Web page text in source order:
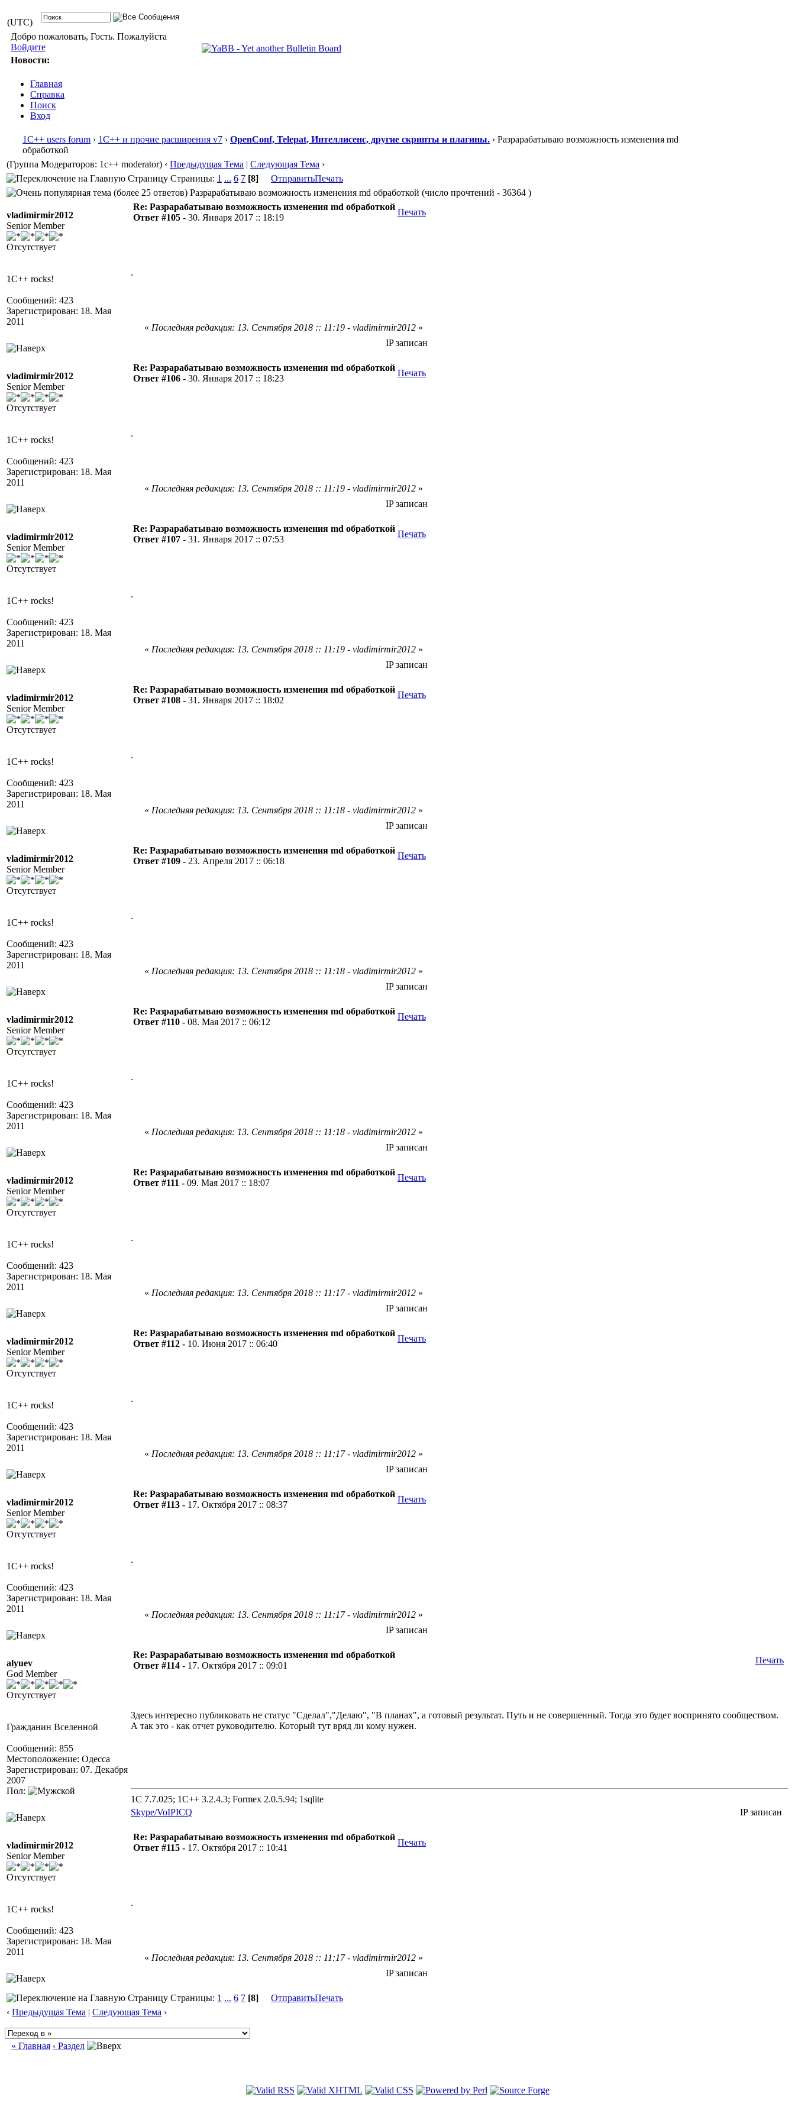
(UTC)
Добро пожаловать, Гость. Пожалуйста
Войдите
Новости:
Главная
Справка
Поиск
Вход
1С++ users forum › 1С++ и прочие расширения v7 › OpenConf, Telepat, Интеллисенс, другие скрипты и плагины. › Разрарабатываю возможность изменения md
обработкой
(Группа Модераторов: 1c++ moderator) ‹ Предыдущая Тема | Следующая Тема ›
Страницы: 1 ... 6 7 [8] ОтправитьПечать
Разрарабатываю возможность изменения md обработкой (число прочтений - 36364 )
vladimirmir2012
Senior Member
Отсутствует
1C++ rocks!
Сообщений: 423
Зарегистрирован: 18. Мая
2011
Re: Разрарабатываю возможность изменения md обработкой
Ответ #105 - 30. Января 2017 :: 18:19
Печать
.
« Последняя редакция: 13. Сентября 2018 :: 11:19 - vladimirmir2012»
IP записан
vladimirmir2012
Senior Member
Отсутствует
1C++ rocks!
Сообщений: 423
Зарегистрирован: 18. Мая
2011
Re: Разрарабатываю возможность изменения md обработкой
Ответ #106 - 30. Января 2017 :: 18:23
Печать
.
« Последняя редакция: 13. Сентября 2018 :: 11:19 - vladimirmir2012»
IP записан
vladimirmir2012
Senior Member
Отсутствует
1C++ rocks!
Сообщений: 423
Зарегистрирован: 18. Мая
2011
Re: Разрарабатываю возможность изменения md обработкой
Ответ #107 - 31. Января 2017 :: 07:53
Печать
.
« Последняя редакция: 13. Сентября 2018 :: 11:19 - vladimirmir2012»
IP записан
vladimirmir2012
Senior Member
Отсутствует
1C++ rocks!
Сообщений: 423
Зарегистрирован: 18. Мая
2011
Re: Разрарабатываю возможность изменения md обработкой
Ответ #108 - 31. Января 2017 :: 18:02
Печать
.
« Последняя редакция: 13. Сентября 2018 :: 11:18 - vladimirmir2012»
IP записан
vladimirmir2012
Senior Member
Отсутствует
1C++ rocks!
Сообщений: 423
Зарегистрирован: 18. Мая
2011
Re: Разрарабатываю возможность изменения md обработкой
Ответ #109 - 23. Апреля 2017 :: 06:18
Печать
.
« Последняя редакция: 13. Сентября 2018 :: 11:18 - vladimirmir2012»
IP записан
vladimirmir2012
Senior Member
Отсутствует
1C++ rocks!
Сообщений: 423
Зарегистрирован: 18. Мая
2011
Re: Разрарабатываю возможность изменения md обработкой
Ответ #110 - 08. Мая 2017 :: 06:12
Печать
.
« Последняя редакция: 13. Сентября 2018 :: 11:18 - vladimirmir2012»
IP записан
vladimirmir2012
Senior Member
Отсутствует
1C++ rocks!
Сообщений: 423
Зарегистрирован: 18. Мая
2011
Re: Разрарабатываю возможность изменения md обработкой
Ответ #111 - 09. Мая 2017 :: 18:07
Печать
.
« Последняя редакция: 13. Сентября 2018 :: 11:17 - vladimirmir2012»
IP записан
vladimirmir2012
Senior Member
Отсутствует
1C++ rocks!
Сообщений: 423
Зарегистрирован: 18. Мая
2011
Re: Разрарабатываю возможность изменения md обработкой
Ответ #112 - 10. Июня 2017 :: 06:40
Печать
.
« Последняя редакция: 13. Сентября 2018 :: 11:17 - vladimirmir2012»
IP записан
vladimirmir2012
Senior Member
Отсутствует
1C++ rocks!
Сообщений: 423
Зарегистрирован: 18. Мая
2011
Re: Разрарабатываю возможность изменения md обработкой
Ответ #113 - 17. Октября 2017 :: 08:37
Печать
.
« Последняя редакция: 13. Сентября 2018 :: 11:17 - vladimirmir2012»
IP записан
alyuev
God Member
Отсутствует
Гражданин Вселенной
Сообщений: 855
Местоположение: Одесса
Зарегистрирован: 07. Декабря
2007
Пол:
Re: Разрарабатываю возможность изменения md обработкой
Ответ #114 - 17. Октября 2017 :: 09:01
Печать
Здесь интересно публиковать не статус "Сделал","Делаю", "В планах", а готовый результат. Путь и не совершенный. Тогда это будет воспринято сообществом.
А так это - как отчет руководителю. Который тут вряд ли кому нужен.
1C 7.7.025; 1C++ 3.2.4.3; Formex 2.0.5.94; 1sqlite
Skype/VoIPICQ IP записан
vladimirmir2012
Senior Member
Отсутствует
1C++ rocks!
Сообщений: 423
Зарегистрирован: 18. Мая
2011
Re: Разрарабатываю возможность изменения md обработкой
Ответ #115 - 17. Октября 2017 :: 10:41
Печать
.
« Последняя редакция: 13. Сентября 2018 :: 11:17 - vladimirmir2012»
IP записан
Страницы: 1 ... 6 7 [8] ОтправитьПечать
‹ Предыдущая Тема | Следующая Тема ›
« Главная ‹ Раздел